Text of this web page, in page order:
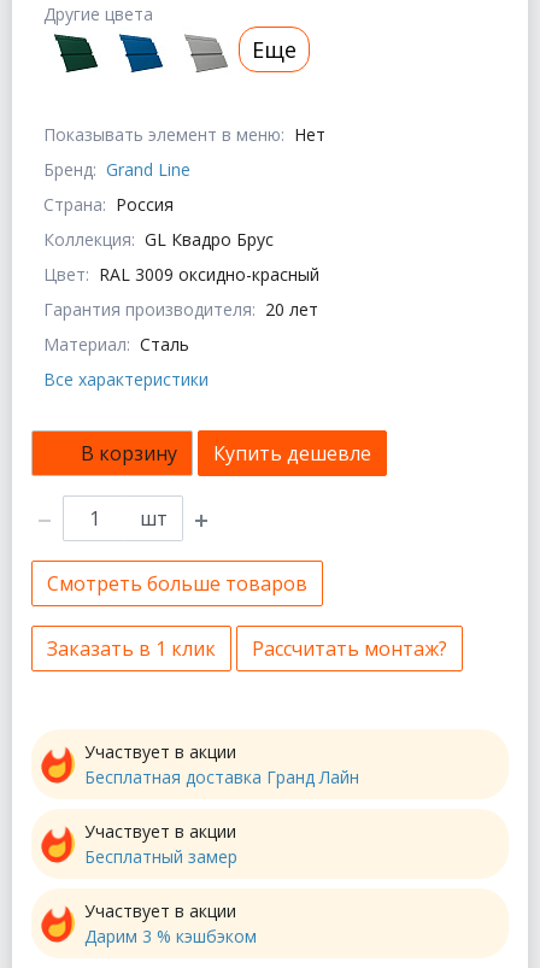
Показывать элемент в меню: Нет
Бренд: Grand Line
Страна: Россия
Коллекция: GL Квадро Брус
Цвет: RAL 3009 оксидно-красный
Гарантия производителя: 20 лет
Материал: Сталь
Все характеристики
Другие цвета
Еще
В корзину Купить дешевле
шт
Смотреть больше товаров
Заказать в 1 клик Рассчитать монтаж?
Участвует в акции
Бесплатная доставка Гранд Лайн
Участвует в акции
Бесплатный замер
Участвует в акции
Дарим 3 % кэшбэком